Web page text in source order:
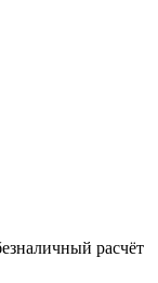
расчёт